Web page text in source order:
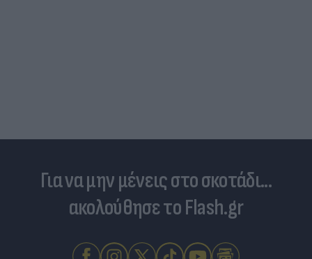
Για να μην μένεις στο σκοτάδι...
ακολούθησε το Flash.gr